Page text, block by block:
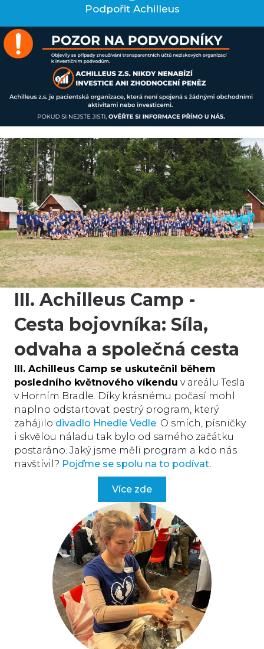
Podpořit Achilleus
III. Achilleus Camp -
Cesta bojovníka: Síla,
odvaha a společná cesta
III. Achilleus Camp se uskutečnil během
posledního květnového víkendu v areálu Tesla
v Horním Bradle. Díky krásnému počasí mohl
naplno odstartovat pestrý program, který
zahájilo divadlo Hnedle Vedle . O smích, písničky
i skvělou náladu tak bylo od samého začátku
postaráno. Jaký jsme měli program a kdo nás
navštívil? Pojďme se spolu na to podívat.
Více zde